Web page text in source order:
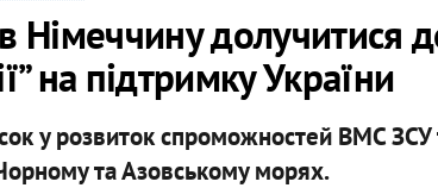
Німеччину долучитися
на підтримку України
у розвиток спроможностей ВМС ЗСУ
та Азовському морях.